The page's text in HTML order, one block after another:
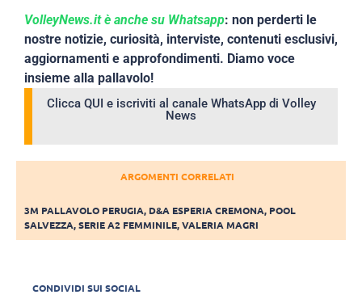
VolleyNews.it è anche su Whatsapp: non perderti le
nostre notizie, curiosità, interviste, contenuti esclusivi,
aggiornamenti e approfondimenti. Diamo voce
insieme alla pallavolo!
Clicca QUI e iscriviti al canale WhatsApp di Volley
News
ARGOMENTI CORRELATI
3M PALLAVOLO PERUGIA, D&A ESPERIA CREMONA, POOL
SALVEZZA,SERIE A2 FEMMINILE,VALERIA MAGRI
CONDIVIDI SUI SOCIAL